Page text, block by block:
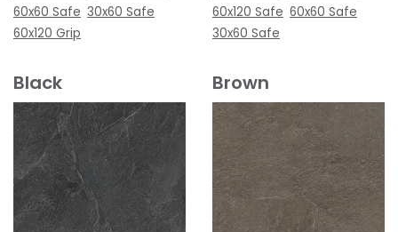
60x60 Safe 30x60 Safe
60x120 Grip
60x120 Safe 60x60 Safe
30x60 Safe
Black Brown